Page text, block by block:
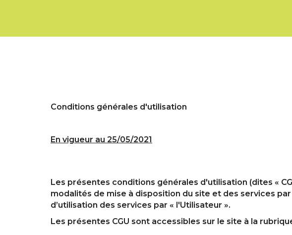
Conditions générales d'utilisation
En vigueur au 25/05/2021
Les présentes conditions générales d'utilisation (dites «
modalités de mise à disposition du site et des services
d’utilisation des services par « l'Utilisateur ».
Les présentes CGU sont accessibles sur le site à la